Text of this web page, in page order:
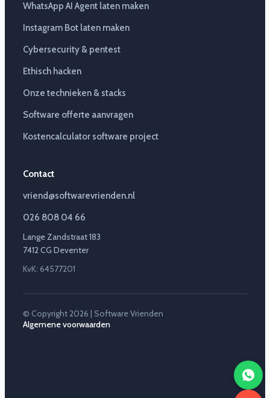
WhatsApp AI Agent laten maken
Instagram Bot laten maken
Cybersecurity & pentest
Ethisch hacken
Onze technieken & stacks
Software offerte aanvragen
Kostencalculator software project
Contact
vriend@softwarevrienden.nl
026 808 04 66
Lange Zandstraat 183
7412 CG Deventer
KvK: 64577201
© Copyright 2026 | Software Vrienden
Algemene voorwaarden